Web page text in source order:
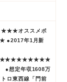
★★★オススメポ
年1月新
●想定年収1608万
ロ東西線「門前